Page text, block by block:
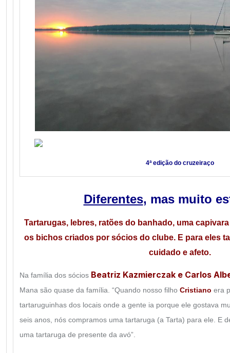
4ª edição do cruzeiraço
Diferentes, mas muito
Tartarugas, lebres, ratões do banhado, uma
os bichos criados por sócios do clube. E para eles
cuidado e afeto.
Na família dos sócios Beatriz Kazmierczak e Carlos
Mana são quase da família. “Quando nosso filho Cristiano era
tartaruguinhas dos locais onde a gente ia porque ele gostava
seis anos, nós compramos uma tartaruga (a Tarta) para ele. E
uma tartaruga de presente da avó”.